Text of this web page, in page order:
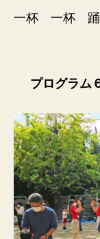
一杯 一杯 踊
プログラム